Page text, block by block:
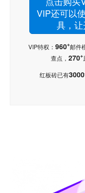
VIP还可以
具，
VIP特权： 960+邮件
查点， 270+
红板砖已有3000